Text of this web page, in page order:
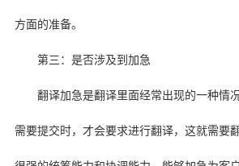
方面的准备。
第三：是否涉及到加急
翻译加急是翻译里面经常出现的一种情
需要提交时，才会要求进行翻译，这就需要